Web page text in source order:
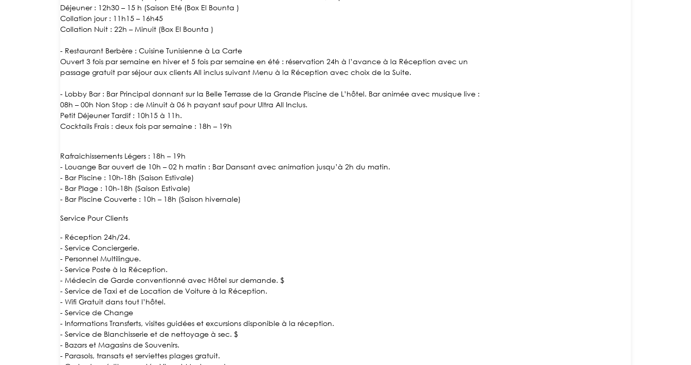
Déjeuner : 12h30 – 15 h (Saison Eté (Box El Bounta )
Collation jour : 11h15 – 16h45
Collation Nuit : 22h – Minuit (Box El Bounta )
- Restaurant Berbère : Cuisine Tunisienne à La Carte
Ouvert 3 fois par semaine en hiver et 5 fois par semaine en été : réservation 24h à l’avance à la Réception avec un
passage gratuit par séjour aux clients All inclus suivant Menu à la Réception avec choix de la Suite.
- Lobby Bar : Bar Principal donnant sur la Belle Terrasse de la Grande Piscine de L’hôtel. Bar animée avec musique live :
08h – 00h Non Stop : de Minuit à 06 h payant sauf pour Ultra All Inclus.
Petit Déjeuner Tardif : 10h15 à 11h.
Cocktails Frais : deux fois par semaine : 18h – 19h
Rafraichissements Légers : 18h – 19h
- Louange Bar ouvert de 10h – 02 h matin : Bar Dansant avec animation jusqu’à 2h du matin.
- Bar Piscine : 10h-18h (Saison Estivale)
- Bar Plage : 10h-18h (Saison Estivale)
- Bar Piscine Couverte : 10h – 18h (Saison hivernale)
Service Pour Clients
- Réception 24h/24.
- Service Conciergerie.
- Personnel Multilingue.
- Service Poste à la Réception.
- Médecin de Garde conventionné avec Hôtel sur demande. $
- Service de Taxi et de Location de Voiture à la Réception.
- Wifi Gratuit dans tout l’hôtel.
- Service de Change
- Informations Transferts, visites guidées et excursions disponible à la réception.
- Service de Blanchisserie et de nettoyage à sec. $
- Bazars et Magasins de Souvenirs.
- Parasols, transats et serviettes plages gratuit.